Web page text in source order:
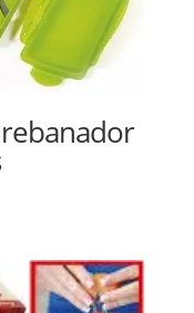
rebanador